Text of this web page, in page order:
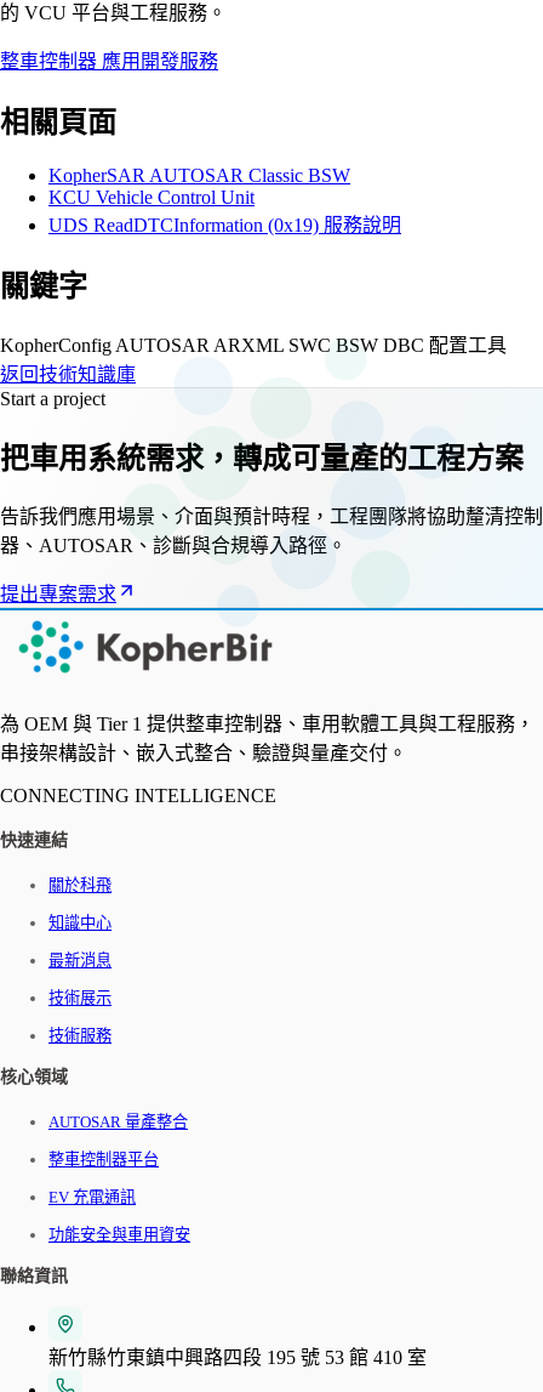
的 VCU 平台與工程服務。
整車控制器 應用開發服務
相關頁面
KopherSAR AUTOSAR Classic BSW
KCU Vehicle Control Unit
UDS ReadDTCInformation (0x19) 服務說明
關鍵字
KopherConfig AUTOSAR ARXML SWC BSW DBC 配置工具
返回技術知識庫
Start a project
把車用系統需求，轉成可量產的工程方案
告訴我們應用場景、介面與預計時程，工程團隊將協助釐清控制
器、AUTOSAR、診斷與合規導入路徑。
提出專案需求
為 OEM 與 Tier 1 提供整車控制器、車用軟體工具與工程服務，
串接架構設計、嵌入式整合、驗證與量產交付。
CONNECTING INTELLIGENCE
快速連結
關於科飛
知識中心
最新消息
技術展示
技術服務
核心領域
AUTOSAR 量產整合
整車控制器平台
EV 充電通訊
功能安全與車用資安
聯絡資訊
新竹縣竹東鎮中興路四段 195 號 53 館 410 室